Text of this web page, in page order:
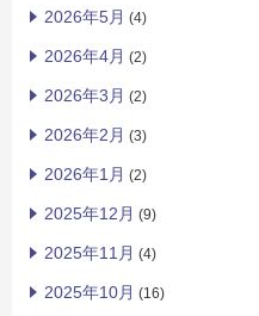
2026年5月 (4)
2026年4月 (2)
2026年3月 (2)
2026年2月 (3)
2026年1月 (2)
2025年12月 (9)
2025年11月 (4)
2025年10月 (16)